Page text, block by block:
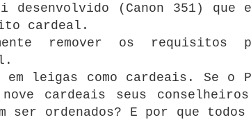
(Canon 351) que
cardeal.
remover os requisitos
em leigas como cardeais. Se o
cardeais seus
ser ordenados? E por que